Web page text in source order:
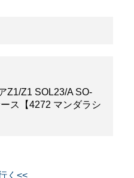
Z1/Z1 SOL23/A SO-
ス【4272 マンダラシ
く<<